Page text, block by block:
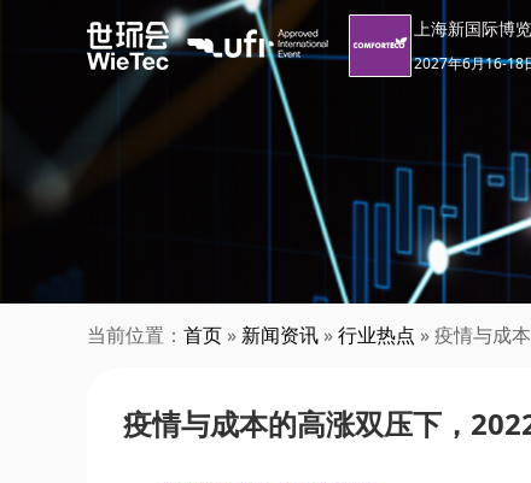
上海新国际博
2027年6月16-18
当前位置： 首页 » 新闻资讯 »行业热点 » 疫情与成
疫情与成本的高涨双压下，